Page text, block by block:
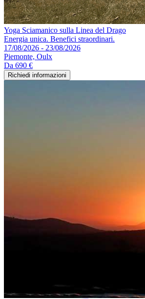
Yoga Sciamanico sulla Linea del Drago
Energia unica. Benefici straordinari.
17/08/2026 - 23/08/2026
Piemonte, Oulx
Da 690 €
Richiedi informazioni